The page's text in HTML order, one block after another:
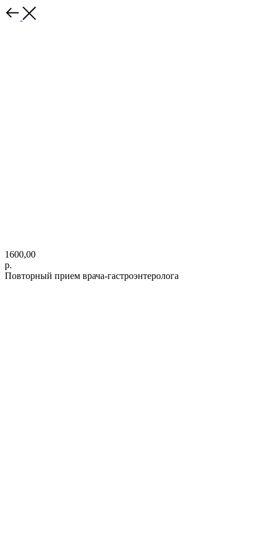
1600,00
р.
Повторный прием врача-гастроэнтеролога